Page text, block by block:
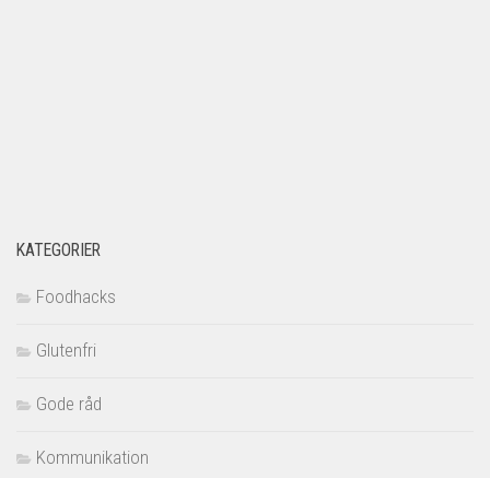
KATEGORIER
Foodhacks
Glutenfri
Gode råd
Kommunikation